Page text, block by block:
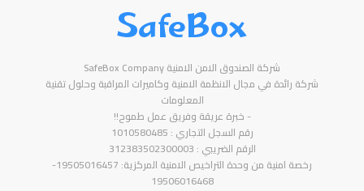
SafeBox
شركة الصندوق الامن الامنية SafeBox Company
شركة رائدة في مجال الانظمة الامنية وكاميرات المراقبة وحلول تقنية
المعلومات
- خبرة عريقة وفريق عمل طموح!!
رقم السجل التجاري : 1010580485
الرقم الضريبي : 312383502300003
رخصة امنية من وحدة التراخيص الامنية المركزية: 19505016457-
19506016468